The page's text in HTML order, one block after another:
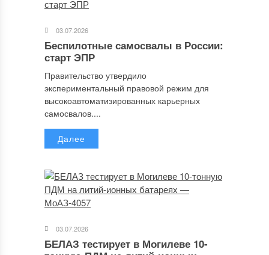
03.07.2026
Беспилотные самосвалы в России:
старт ЭПР
Правительство утвердило
экспериментальный правовой режим для
высокоавтоматизированных карьерных
самосвалов....
Далее
03.07.2026
БЕЛАЗ тестирует в Могилеве 10-